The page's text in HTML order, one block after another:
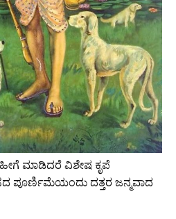
ಮಾಡಿದರೆ ವಿಶೇಷ ಕೃಪೆ
ಪೂರ್ಣಿಮೆಯಂದು ದತ್ತರ ಜನ್ಮವಾದ